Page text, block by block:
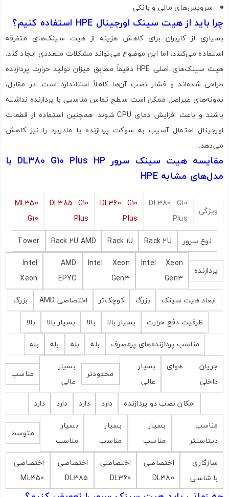
سرویس‌های مالی و بانکی
چرا باید از هیت سینک اورجینال HPE استفاده کنیم؟
بسیاری از کاربران برای کاهش هزینه از هیت سینک‌های متفرقه
استفاده می‌کنند، اما این موضوع می‌تواند مشکلات متعددی ایجاد کند.
هیت سینک‌های اصلی HPE دقیقاً مطابق میزان تولید حرارت پردازنده
طراحی شده‌اند و فشار نصب آن‌ها کاملاً استاندارد است. در مقابل،
نمونه‌های غیراصل ممکن است سطح تماس مناسبی با پردازنده نداشته
باشند و باعث افزایش دمای CPU شوند. همچنین استفاده از قطعات
اورجینال احتمال آسیب به سوکت پردازنده یا مادربرد را نیز کاهش
می‌دهد.
مقایسه هیت سینک سرور DL380 G10 Plus HP با
مدل‌های مشابه HPE
ویژگی
DL380 G10
Plus
DL360 G10
Plus
DL385 G10
Plus
ML350
G10
نوع سرور
Rack 2U
Rack 1U
Rack 2U AMD
Tower
پردازنده
Intel Xeon
Gen3
Intel Xeon
Gen3
AMD
EPYC
Intel
Xeon
ابعاد هیت سینک
بزرگ کوچک‌تر اختصاصی AMD
بزرگ
ظرفیت دفع حرارت
بسیار بالا بالا بسیار بالا
بالا
مناسب پردازنده‌های پرمصرف
بله بله بله
بله
جریان هوای
داخلی
بسیار
عالی
محدودتر
بسیار
عالی
مناسب
امکان نصب دو پردازنده دارد دارد دارد
دارد
مناسب
دیتاسنتر
بسیار
مناسب
بسیار
مناسب
بسیار
مناسب
متوسط
سازگاری
با شاسی
اختصاصی
DL380
اختصاصی
DL360
اختصاصی
DL385
اختصاصی
ML350
اشتراک گذاری در شبکه های اجتماعی
تصاویر رسمی